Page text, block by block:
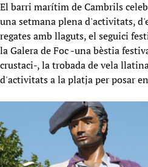
El barri marítim de Cambrils
una setmana plena d'activitats,
regates amb llaguts, el seguici
la Galera de Foc -una bèstia
crustaci-, la trobada de vela
d'activitats a la platja per posar